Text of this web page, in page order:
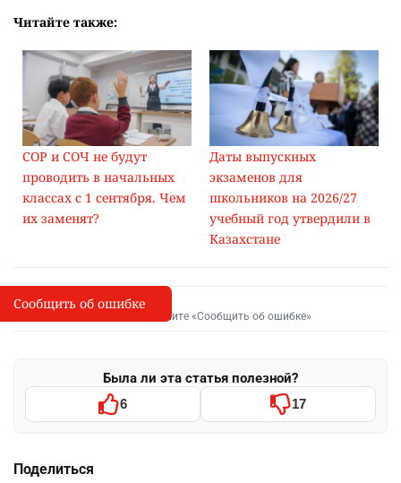
Читайте также:
СОР и СОЧ не будут
проводить в начальных
классах с 1 сентября. Чем
их заменят?
Даты выпускных
экзаменов для
школьников на 2026/27
учебный год утвердили в
Казахстане
I
Сообщить об опечатке
Выделите фрагмент и нажмите «Сообщить об ошибке»
Была ли эта статья полезной?
6 17
Поделиться
Сообщить об ошибке